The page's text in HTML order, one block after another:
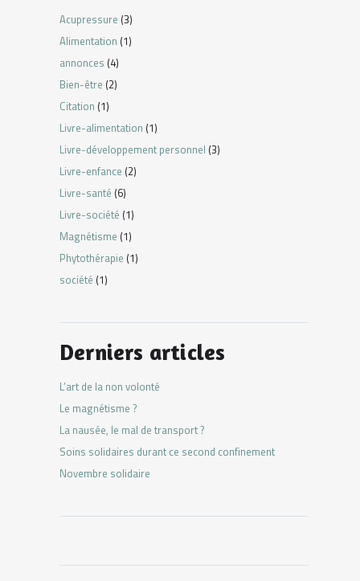
Acupressure (3)
Alimentation (1)
annonces (4)
Bien-être (2)
Citation (1)
Livre-alimentation (1)
Livre-développement personnel (3)
Livre-enfance (2)
Livre-santé (6)
Livre-société (1)
Magnétisme (1)
Phytothérapie (1)
société (1)
Derniers articles
L’art de la non volonté
Le magnétisme ?
La nausée, le mal de transport ?
Soins solidaires durant ce second confinement
Novembre solidaire